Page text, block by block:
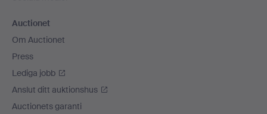
Auctionet
Om Auctionet
Press
Lediga jobb
Anslut ditt auktionshus
Auctionets garanti